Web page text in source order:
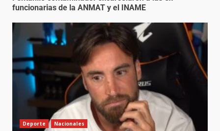
funcionarias de la ANMAT y el INAME
Deporte Nacionales